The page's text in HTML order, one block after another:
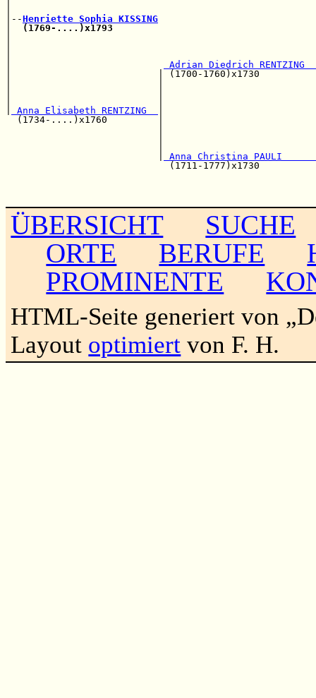
|--Henriette Sophia KISSING
(1769-....)x1793
Adrian Diedrich
|                          | (1700-
Anna Elisabeth RENTZING
(1734-
Anna Christina
ÜBERSICHT
SUCHE
ORTE
BERUFE
PROMINENTE
HTML-Seite generiert von
Layout optimiert von F. H.